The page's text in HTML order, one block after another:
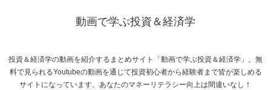
動画で学ぶ投資＆経済学
投資＆経済学の動画を紹介するまとめサイト「動画で学ぶ投資＆経済学」。無
料で見られるYoutubeの動画を通じて投資初心者から経験者まで皆が楽しめる
サイトになっています。あなたのマネーリテラシー向上は間違いなし！